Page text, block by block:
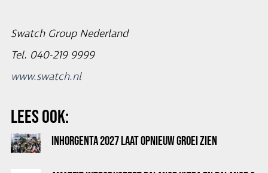
Swatch Group Nederland
Tel. 040-219 9999
www.swatch.nl
LEES OOK:
INHORGENTA 2027 LAAT OPNIEUW GROEI ZIEN